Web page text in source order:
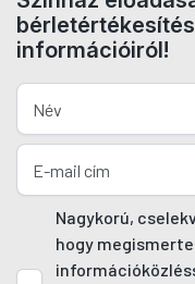
információiról!
Nagykorú,
hogy